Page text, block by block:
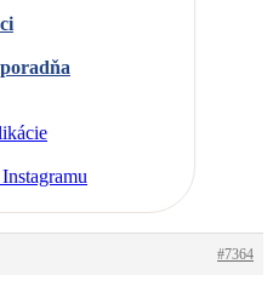
#7364